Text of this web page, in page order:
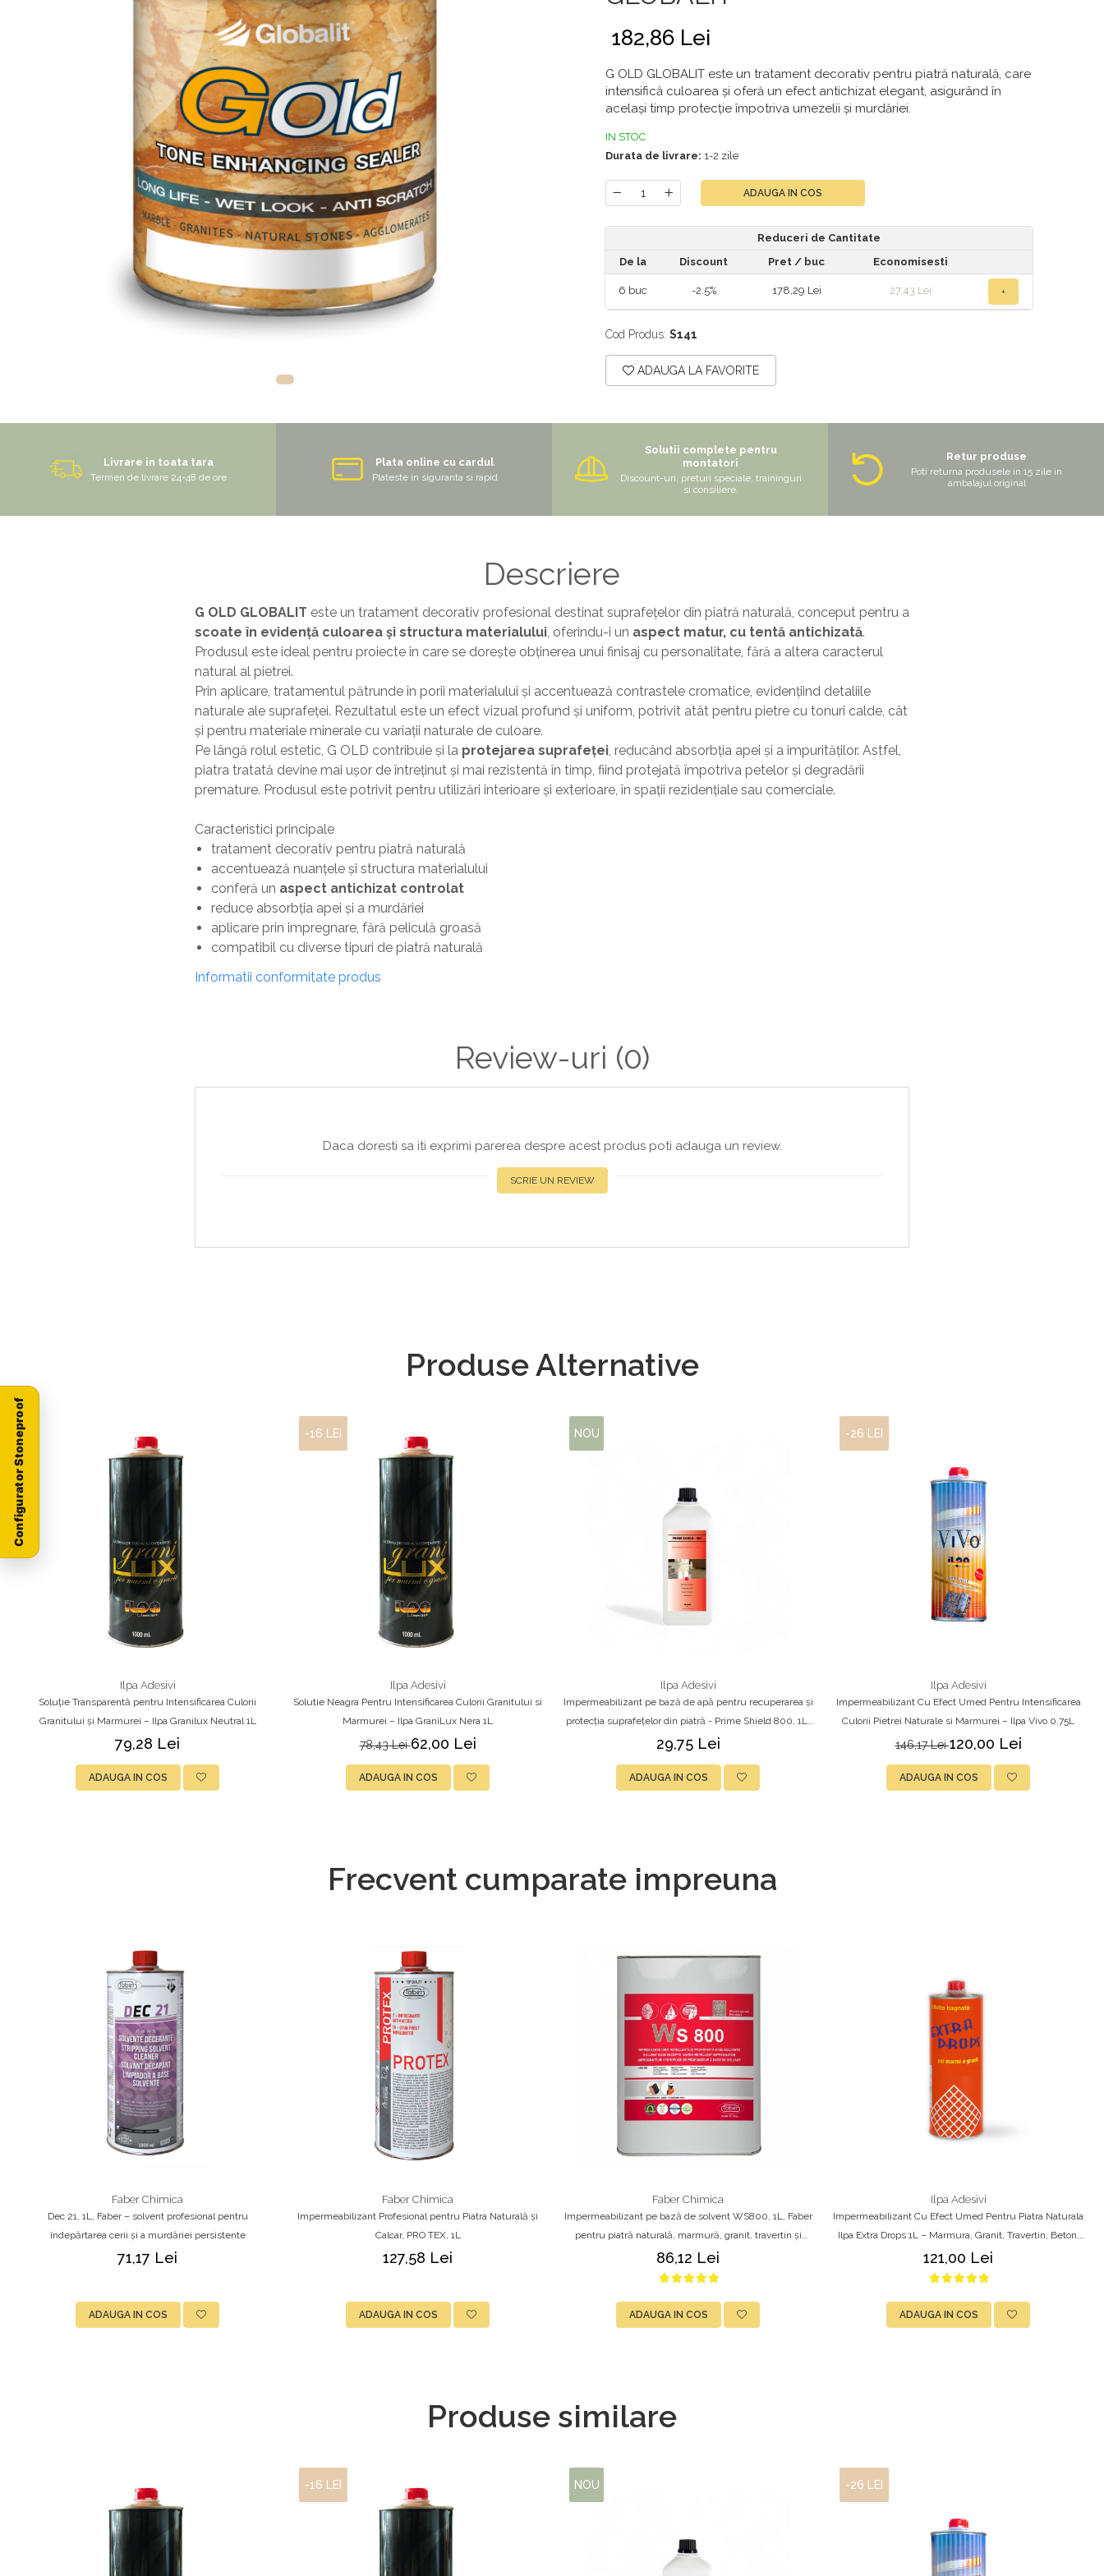
182,86 Lei
G OLD GLOBALIT este un tratament decorativ pentru piatră naturală, care
intensifică culoarea și oferă un efect antichizat elegant, asigurând în
același timp protecție împotriva umezelii și murdăriei.
IN STOC
Durata de livrare: 1-2 zile
ADAUGA IN COS
Reduceri de Cantitate
De la
Discount Pret / buc Economisesti
6 buc -2.5% 178,29 Lei 27,43 Lei +
Cod Produs: S141
ADAUGA LA FAVORITE
Livrare in toata tara
Termen de livrare 24-48 de ore
Plata online cu cardul
Plateste in siguranta si rapid
Solutii complete pentru
montatori
Discount-uri, preturi speciale, traininguri
si consiliere.
Retur produse
Poti returna produsele in 15 zile in
ambalajul original
Descriere
G OLD GLOBALIT este un tratament decorativ profesional destinat suprafețelor din piatră naturală, conceput pentru a
scoate în evidență culoarea și structura materialului, oferindu-i un aspect matur, cu tentă antichizată.
Produsul este ideal pentru proiecte în care se dorește obținerea unui finisaj cu personalitate, fără a altera caracterul
natural al pietrei.
Prin aplicare, tratamentul pătrunde în porii materialului și accentuează contrastele cromatice, evidențiind detaliile
naturale ale suprafeței. Rezultatul este un efect vizual profund și uniform, potrivit atât pentru pietre cu tonuri calde, cât
și pentru materiale minerale cu variații naturale de culoare.
Pe lângă rolul estetic, G OLD contribuie și la protejarea suprafeței, reducând absorbția apei și a impurităților. Astfel,
piatra tratată devine mai ușor de întreținut și mai rezistentă în timp, fiind protejată împotriva petelor și degradării
premature. Produsul este potrivit pentru utilizări interioare și exterioare, în spații rezidențiale sau comerciale.
Caracteristici principale
tratament decorativ pentru piatră naturală
accentuează nuanțele și structura materialului
conferă un aspect antichizat controlat
reduce absorbția apei și a murdăriei
aplicare prin impregnare, fără peliculă groasă
compatibil cu diverse tipuri de piatră naturală
Informatii conformitate produs
Review-uri (0)
Daca doresti sa iti exprimi parerea despre acest produs poti adauga un review.
SCRIE UN REVIEW
Produse Alternative
Ilpa Adesivi
Soluție Transparentă pentru Intensificarea Culorii
Granitului și Marmurei – Ilpa Granilux Neutral 1L
79,28 Lei
ADAUGA IN COS
-16 LEI
Ilpa Adesivi
Solutie Neagra Pentru Intensificarea Culorii Granitului si
Marmurei – Ilpa GraniLux Nera 1L
78,43 Lei62,00 Lei
ADAUGA IN COS
NOU
Ilpa Adesivi
Impermeabilizant pe bază de apă pentru recuperarea și
protecția suprafețelor din piatră - Prime Shield 800, 1L,
Ilpa –
29,75 Lei
ADAUGA IN COS
-26 LEI
Ilpa Adesivi
Impermeabilizant Cu Efect Umed Pentru Intensificarea
Culorii Pietrei Naturale si Marmurei – Ilpa Vivo 0.75L
146,17 Lei120,00 Lei
ADAUGA IN COS
Frecvent cumparate impreuna
Faber Chimica
Dec 21, 1L, Faber – solvent profesional pentru
îndepărtarea cerii și a murdăriei persistente
71,17 Lei
ADAUGA IN COS
Faber Chimica
Impermeabilizant Profesional pentru Piatra Naturală și
Calcar, PRO TEX, 1L
127,58 Lei
ADAUGA IN COS
Faber Chimica
Impermeabilizant pe bază de solvent WS800, 1L, Faber
pentru piatră naturală, marmură, granit, travertin și
beton
86,12 Lei
ADAUGA IN COS
Ilpa Adesivi
Impermeabilizant Cu Efect Umed Pentru Piatra Naturala
Ilpa Extra Drops 1L – Marmura, Granit, Travertin, Beton,
Caramida
121,00 Lei
ADAUGA IN COS
Produse similare
-16 LEI NOU -26 LEI
Configurator Stoneproof